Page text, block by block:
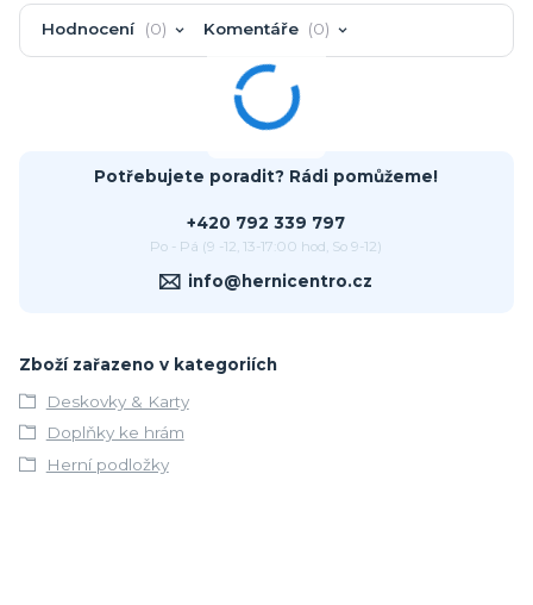
Hodnocení 0 Komentáře 0
Potřebujete poradit? Rádi pomůžeme!
+420 792 339 797
Po - Pá (9 -12, 13-17:00 hod, So 9-12)
info@hernicentro.cz
Zboží zařazeno v kategoriích
Deskovky & Karty
Doplňky ke hrám
Herní podložky